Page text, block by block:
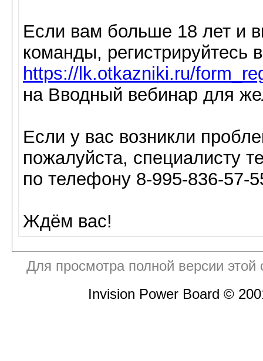
Если вам больше 18 лет и
команды, регистрируйтесь
https://lk.otkazniki.ru/
на Вводный вебинар для
Если у вас возникли
пожалуйста, специалисту
по телефону 8-995-836-57-
Ждём вас!
Для просмотра полной версии
Invision Power Board ©